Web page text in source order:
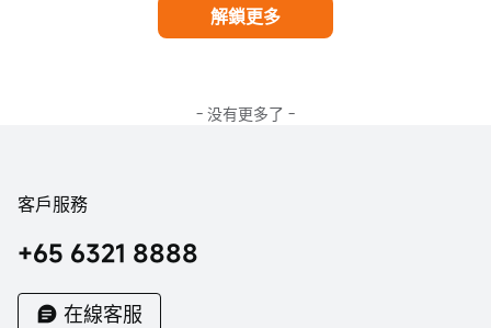
解鎖更多
- 没有更多了 -
客戶服務
+65 6321 8888
在線客服